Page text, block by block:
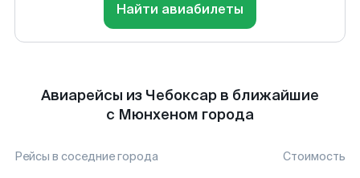
Найти авиабилеты
Авиарейсы из Чебоксар в ближайшие
с Мюнхеном города
Рейсы в соседние города Стоимость